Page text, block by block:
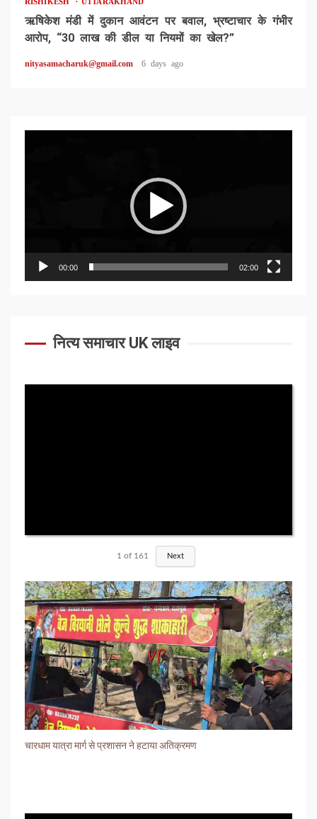
RISHIKESH UTTARAKHAND
ऋषिकेश मंडी में दुकान आवंटन पर बवाल, भ्रष्टाचार के गंभीर
आरोप, “30 लाख की डील या नियमों का खेल?”
nityasamacharuk@gmail.com 6 days ago
00:00 02:00
नित्य समाचार UK लाइव
1 of 161 Next
चारधाम यात्रा मार्ग से प्रशासन ने हटाया अतिक्रमण